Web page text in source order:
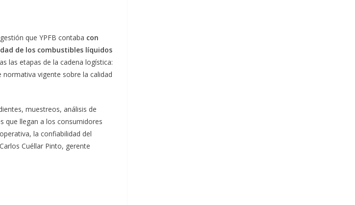
que YPFB contaba con
de los combustibles líquidos
las etapas de la cadena logística:
vigente sobre la calidad
muestreos, análisis de
que llegan a los consumidores
la confiabilidad del
Cuéllar Pinto, gerente